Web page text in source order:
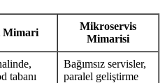
Mimari
Mikroservis
Mimarisi
tabanı
Bağımsız servisler,
paralel geliştirme